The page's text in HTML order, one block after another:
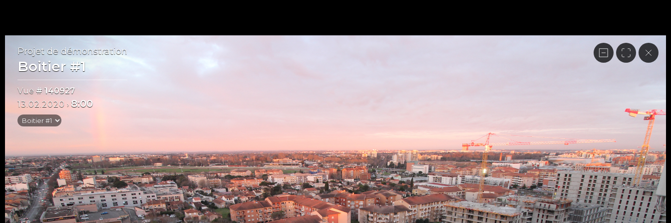
Projet de démonstration
Boitier #1
Vue # 140927
13.02.2020 › 8:00
Mai 2020